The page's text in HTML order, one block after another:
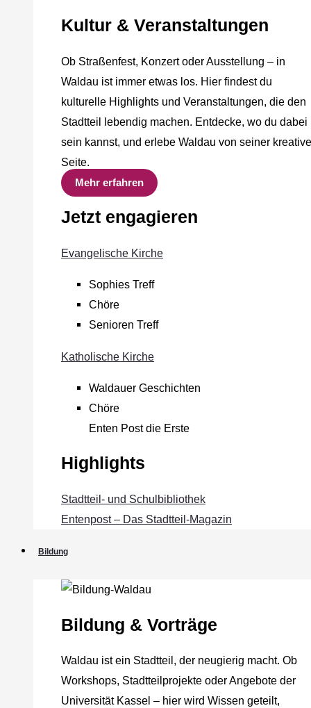
Kultur & Veranstaltungen
Ob Straßenfest, Konzert oder Ausstellung – in
Waldau ist immer etwas los. Hier findest du
kulturelle Highlights und Veranstaltungen, die den
Stadtteil lebendig machen. Entdecke, wo du dabei
sein kannst, und erlebe Waldau von seiner
Seite.
Mehr erfahren
Jetzt engagieren
Evangelische Kirche
Sophies Treff
Chöre
Senioren Treff
Katholische Kirche
Waldauer Geschichten
Chöre
Enten Post die Erste
Highlights
Stadtteil- und Schulbibliothek
Entenpost – Das Stadtteil-Magazin
Bildung
Bildung & Vorträge
Waldau ist ein Stadtteil, der neugierig macht. Ob
Workshops, Stadtteilprojekte oder Angebote der
Universität Kassel – hier wird Wissen geteilt,